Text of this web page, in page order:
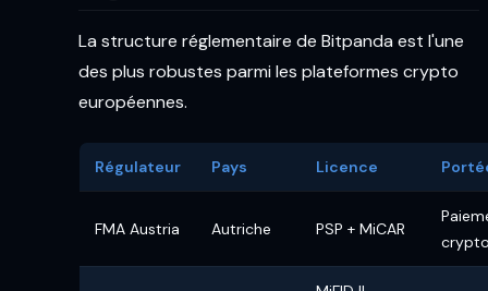
La structure réglementaire de Bitpanda est l'une
des plus robustes parmi les plateformes crypto
européennes.
Régulateur Pays Licence
FMA Austria Autriche PSP + MiCAR